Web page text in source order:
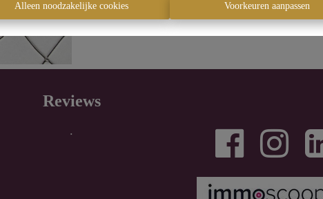
Alleen noodzakelijke cookies Voorkeuren aanpassen
Reviews
.